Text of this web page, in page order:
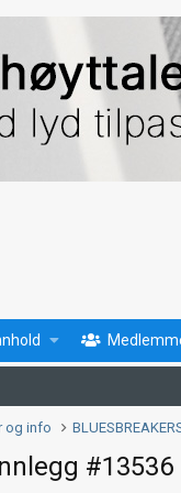
og info
#13536